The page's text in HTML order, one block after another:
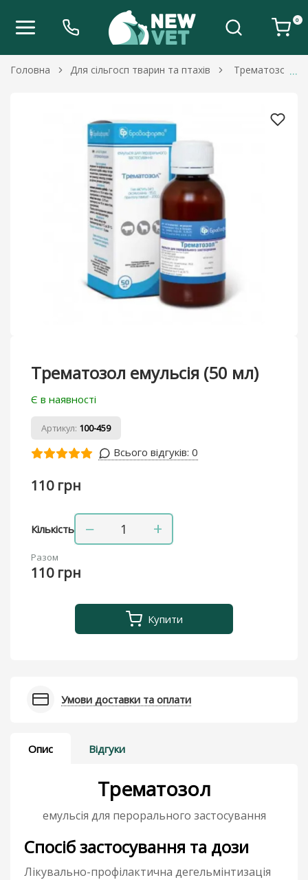
0
Головна Для сільгосп тварин та птахів Трематозол
Трематозол емульсія (50 мл)
Є в наявності
Артикул: 100-459
Всього відгуків: 0
110 грн
Кількість − +
Разом
110 грн
Купити
Умови доставки та оплати
Опис Відгуки
Трематозол
емульсія для перорального застосування
Спосіб застосування та дози
Лікувально-профілактична дегельмінтизація